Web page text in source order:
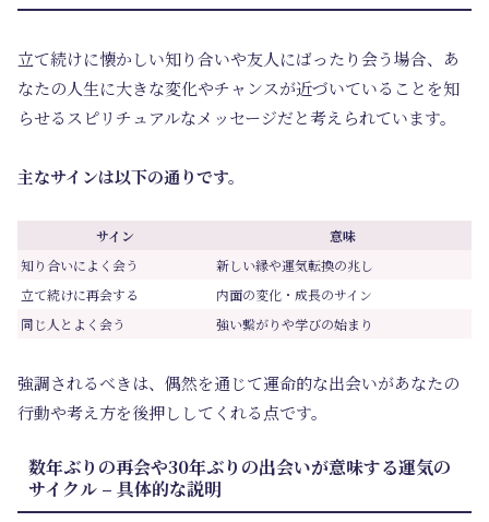
立て続けに懐かしい知り合いや友人にばったり会う場合、あ
なたの人生に大きな変化やチャンスが近づいていることを知
らせるスピリチュアルなメッセージだと考えられています。
主なサインは以下の通りです。
サイン
意味
知り合いによく会う
新しい縁や運気転換の兆し
立て続けに再会する
内面の変化・成長のサイン
同じ人とよく会う
強い繋がりや学びの始まり
強調されるべきは、偶然を通じて運命的な出会いがあなたの
行動や考え方を後押ししてくれる点です。
数年ぶりの再会や30年ぶりの出会いが意味する運気の
サイクル – 具体的な説明